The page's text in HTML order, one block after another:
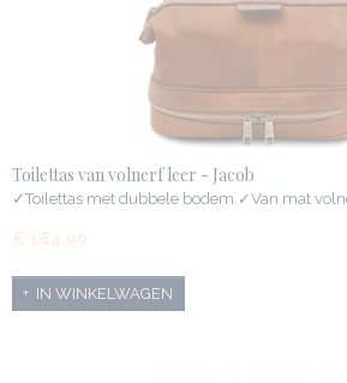
Toilettas van volnerf leer - Jacob
✓Toilettas met dubbele bodem ✓Van mat
€ 164,99
IN WINKELWAGEN